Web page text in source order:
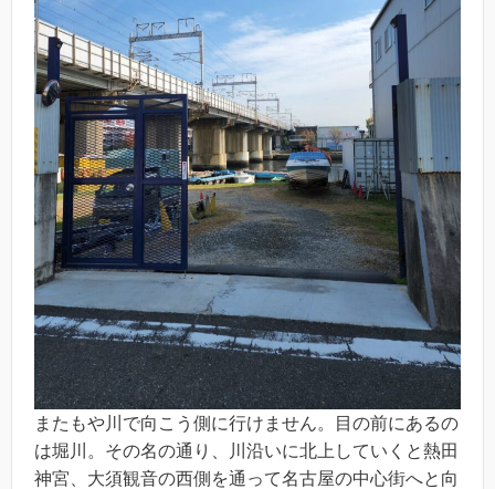
またもや川で向こう側に行けません。目の前にあるの
は堀川。その名の通り、川沿いに北上していくと熱田
神宮、大須観音の西側を通って名古屋の中心街へと向